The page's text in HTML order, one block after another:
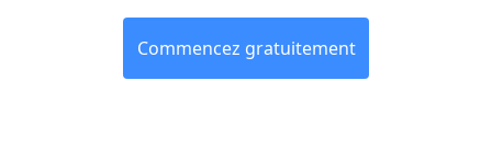
Commencez gratuitement